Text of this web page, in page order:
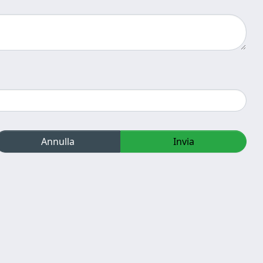
Annulla Invia